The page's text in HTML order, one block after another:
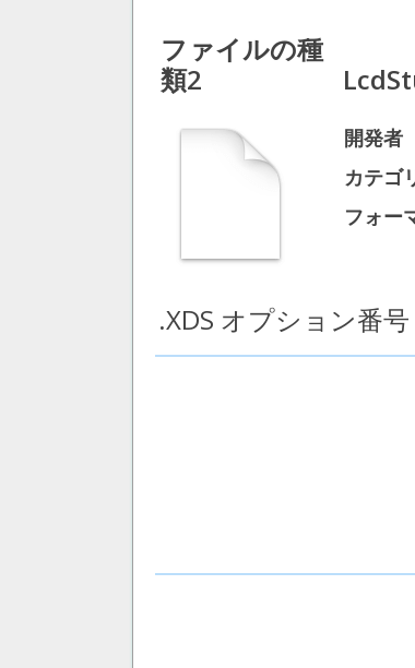
ファイルの種
類2
開発者
カテゴ
フォー
.XDS オプション番号